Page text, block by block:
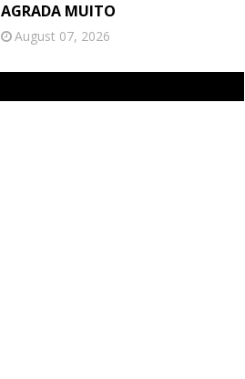
AGRADA MUITO
August 07, 2026